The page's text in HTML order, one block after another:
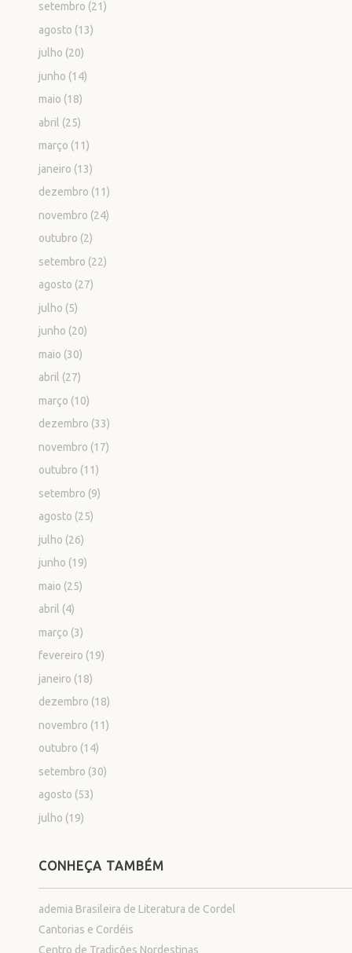
setembro (21)
agosto (13)
julho (20)
junho (14)
maio (18)
abril (25)
março (11)
janeiro (13)
dezembro (11)
novembro (24)
outubro (2)
setembro (22)
agosto (27)
julho (5)
junho (20)
maio (30)
abril (27)
março (10)
dezembro (33)
novembro (17)
outubro (11)
setembro (9)
agosto (25)
julho (26)
junho (19)
maio (25)
abril (4)
março (3)
fevereiro (19)
janeiro (18)
dezembro (18)
novembro (11)
outubro (14)
setembro (30)
agosto (53)
julho (19)
CONHEÇA TAMBÉM
ademia Brasileira de Literatura de Cordel
Cantorias e Cordéis
Centro de Tradições Nordestinas